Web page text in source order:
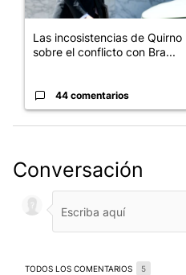
Las incosistencias de Quirno
sobre el conflicto con Bra...
44 comentarios
Conversación
TODOS LOS COMENTARIOS 5